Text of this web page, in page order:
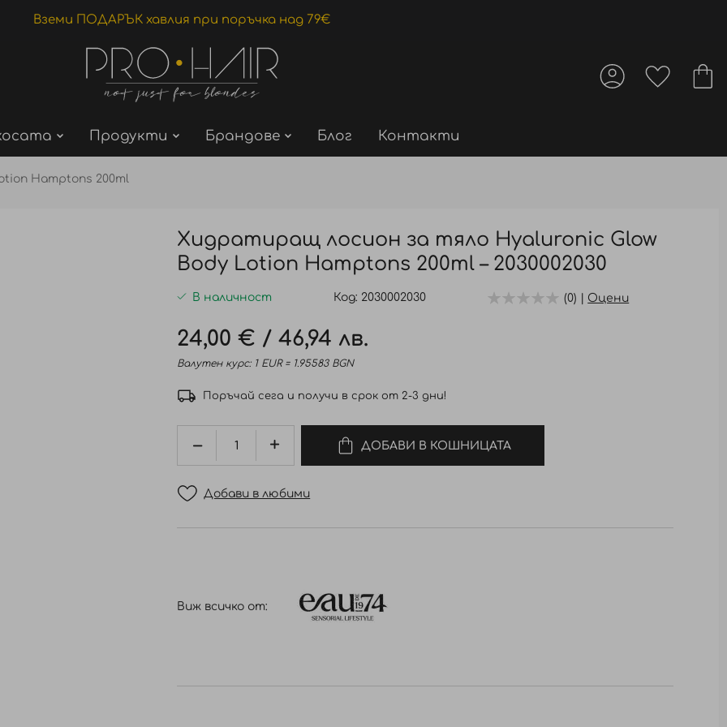
Вземи ПОДАРЪК хавлия при поръчка над 79€
Продукти Брандове Блог Контакти
Hamptons 200ml
Хидратиращ лосион за тяло Hyaluronic Glow
Body Lotion Hamptons 200ml – 2030002030
В наличност Код 2030002030 (0) | Оцени
24,00 € /46,94 лв.
Валутен курс: 1 EUR = 1.95583 BGN
Поръчай сега и получи в срок от 2-3 дни!
ДОБАВИ В КОШНИЦАТА
Добави в любими
Виж всичко от: